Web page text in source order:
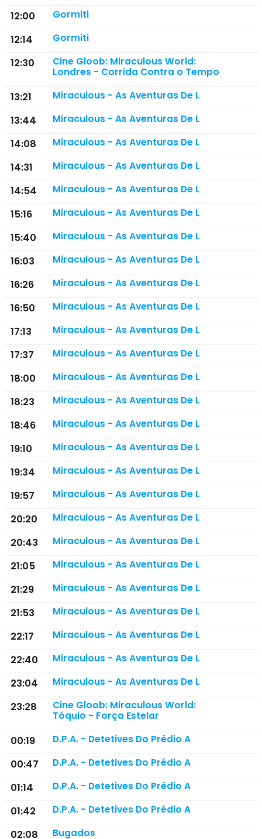
12:00 Gormiti
12:14 Gormiti
12:30
Cine Gloob: Miraculous World:
Londres - Corrida Contra o Tempo
13:21 Miraculous - As Aventuras De L
13:44 Miraculous - As Aventuras De L
14:08 Miraculous - As Aventuras De L
14:31 Miraculous - As Aventuras De L
14:54 Miraculous - As Aventuras De L
15:16 Miraculous - As Aventuras De L
15:40 Miraculous - As Aventuras De L
16:03 Miraculous - As Aventuras De L
16:26 Miraculous - As Aventuras De L
16:50 Miraculous - As Aventuras De L
17:13 Miraculous - As Aventuras De L
17:37 Miraculous - As Aventuras De L
18:00 Miraculous - As Aventuras De L
18:23 Miraculous - As Aventuras De L
18:46 Miraculous - As Aventuras De L
19:10 Miraculous - As Aventuras De L
19:34 Miraculous - As Aventuras De L
19:57 Miraculous - As Aventuras De L
20:20 Miraculous - As Aventuras De L
20:43 Miraculous - As Aventuras De L
21:05 Miraculous - As Aventuras De L
21:29 Miraculous - As Aventuras De L
21:53 Miraculous - As Aventuras De L
22:17 Miraculous - As Aventuras De L
22:40 Miraculous - As Aventuras De L
23:04 Miraculous - As Aventuras De L
23:28
Cine Gloob: Miraculous World:
Tóquio - Força Estelar
00:19 D.P.A. - Detetives Do Prédio A
00:47 D.P.A. - Detetives Do Prédio A
01:14 D.P.A. - Detetives Do Prédio A
01:42 D.P.A. - Detetives Do Prédio A
02:08 Bugados